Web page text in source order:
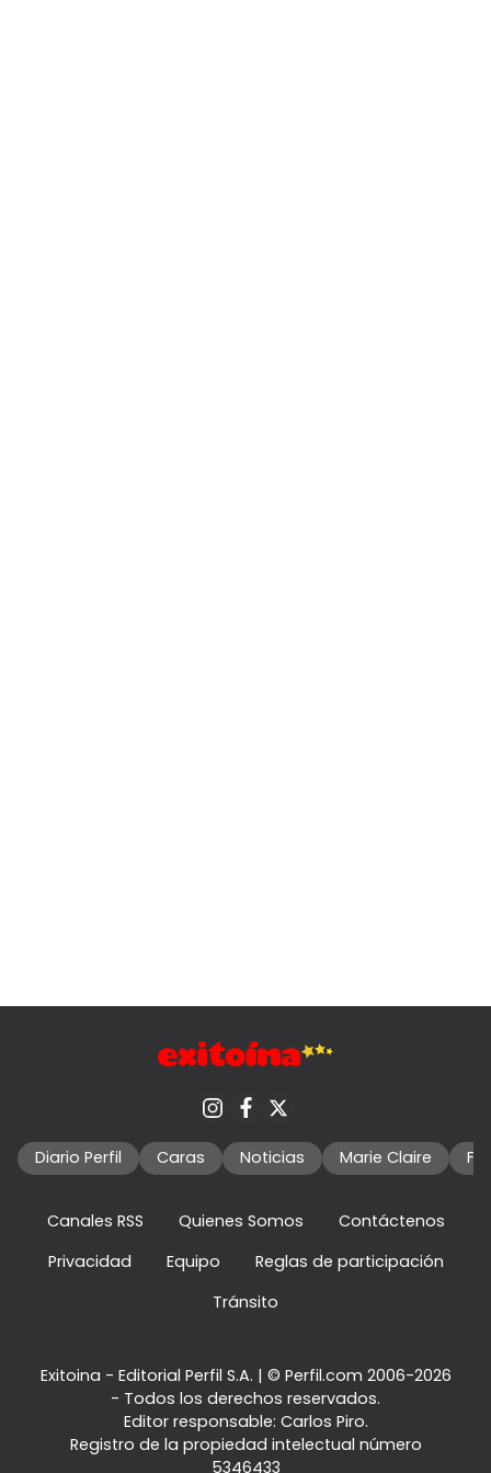
Diario Perfil Caras Noticias Marie Claire
Canales RSS Quienes Somos
Contáctenos
Privacidad
Equipo
Reglas de participación
Tránsito
Exitoina - Editorial Perfil S.A. | © Perfil.com 2006-2026
- Todos los derechos reservados.
Editor responsable: Carlos Piro.
Registro de la propiedad intelectual número
5346433